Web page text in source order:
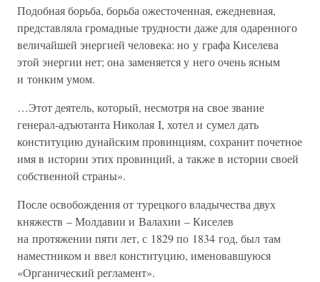
Подобная борьба, борьба ожесточенная, ежедневная,
представляла громадные трудности даже для одаренного
величайшей энергией человека: но у графа Киселева
этой энергии нет; она заменяется у него очень ясным
и тонким умом.
…Этот деятель, который, несмотря на свое звание
генерал-адъютанта Николая I, хотел и сумел дать
конституцию дунайским провинциям, сохранит почетное
имя в истории этих провинций, а также в истории своей
собственной страны».
После освобождения от турецкого владычества двух
княжеств – Молдавии и Валахии – Киселев
на протяжении пяти лет, с 1829 по 1834 год, был там
наместником и ввел конституцию, именовавшуюся
«Органический регламент».